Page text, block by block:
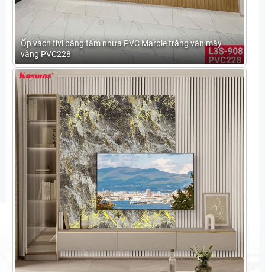
Ốp vách tivi bằng tấm nhựa PVC Marble trắng vân mây
vàng PVC228